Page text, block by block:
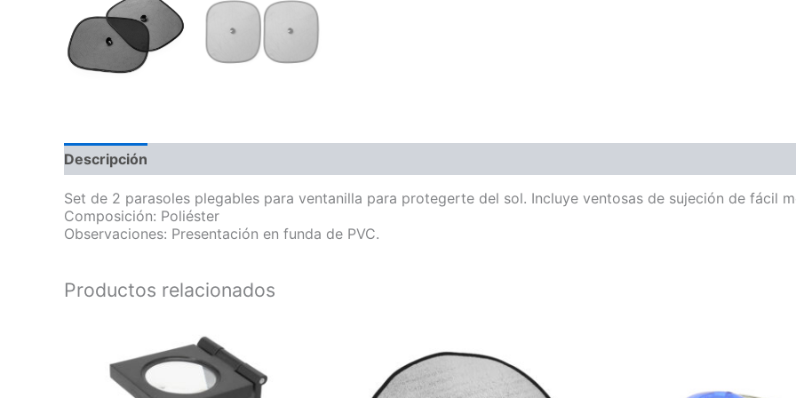
Descripción
Set de 2 parasoles plegables para ventanilla para protegerte del sol. Incluye ventosas de sujeción de fácil
Composición: Poliéster
Observaciones: Presentación en funda de PVC.
Productos relacionados
tiene
múltiples
variantes.